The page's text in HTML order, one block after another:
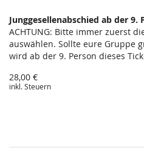
Junggesellenabschied ab der 9.
ACHTUNG: Bitte immer zuerst
auswählen. Sollte eure Gruppe
wird ab der 9. Person dieses
28,00 €
inkl. Steuern